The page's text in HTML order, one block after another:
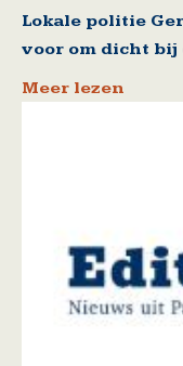
Lokale politie
voor om dicht bij
Meer lezen